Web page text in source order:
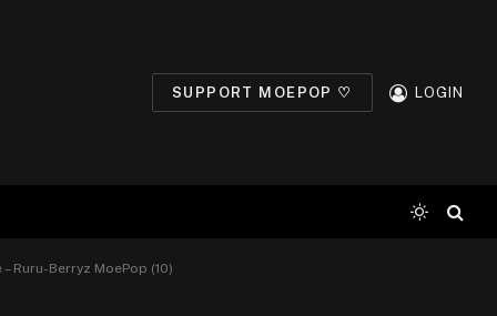
SUPPORT MOEPOP ♡ LOGIN
Ruru-Berryz MoePop (10)